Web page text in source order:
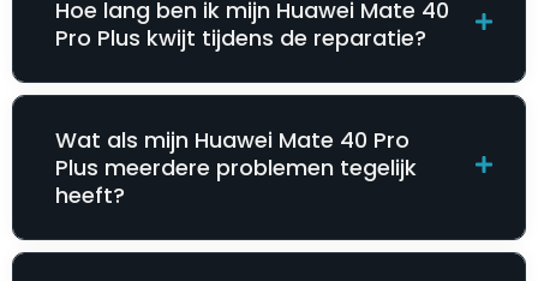
Hoe lang ben ik mijn Huawei Mate 40
Pro Plus kwijt tijdens de reparatie?
Wat als mijn Huawei Mate 40 Pro
Plus meerdere problemen tegelijk
heeft?